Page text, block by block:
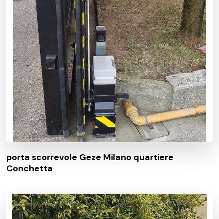
porta scorrevole Geze Milano quartiere
Conchetta